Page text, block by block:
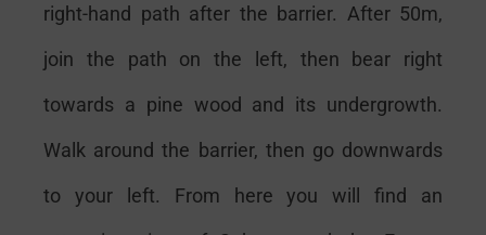
right-hand path after the barrier. After 50m,
join the path on the left, then bear right
towards a pine wood and its undergrowth.
Walk around the barrier, then go downwards
to your left. From here you will find an